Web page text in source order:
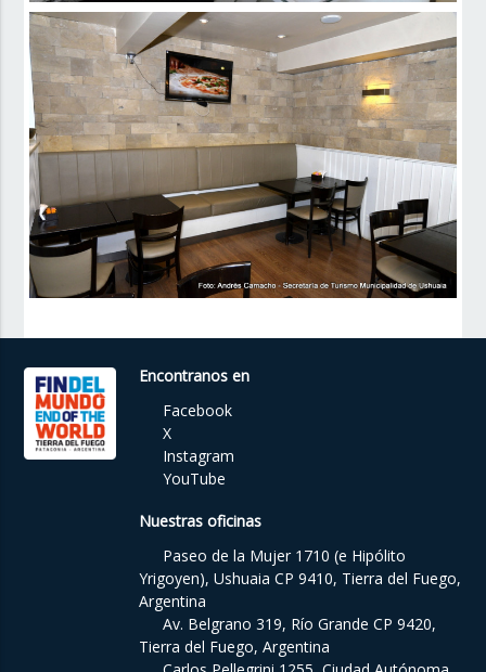
Encontranos en
Facebook
X
Instagram
YouTube
Nuestras oficinas
Paseo de la Mujer 1710 (e Hipólito
Yrigoyen), Ushuaia CP 9410, Tierra del Fuego,
Argentina
Av. Belgrano 319, Río Grande CP 9420,
Tierra del Fuego, Argentina